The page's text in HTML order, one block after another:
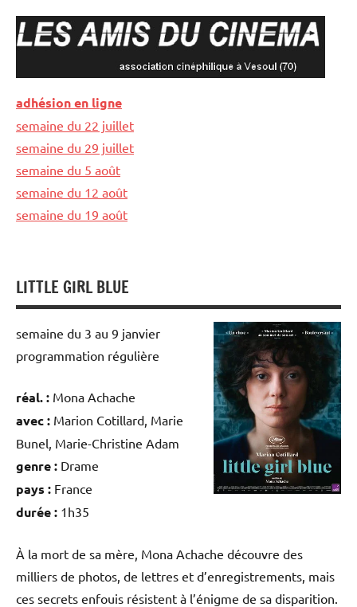
LES
AMIS
DU
CINEMA
cinéphilique
à
Vesoul
adhésion en ligne
semaine du 22 juillet
semaine du 29 juillet
semaine du 5 août
semaine du 12 août
semaine du 19 août
LITTLE GIRL BLUE
semaine du 3 au 9 janvier
programmation régulière
réal. : Mona Achache
avec : Marion Cotillard, Marie
Bunel, Marie-Christine Adam
genre : Drame
pays : France
durée : 1h35
À la mort de sa mère, Mona Achache découvre des
milliers de photos, de lettres et d’enregistrements, mais
ces secrets enfouis résistent à l’énigme de sa disparition.